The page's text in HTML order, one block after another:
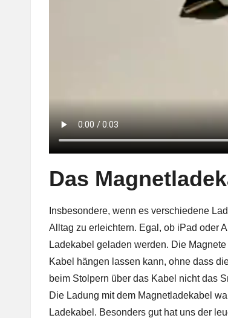
Das
Insbesondere, wenn es verschiedene
Alltag zu erleichtern. Egal, ob iPad oder
Ladekabel geladen werden. Die
Kabel hängen lassen kann, ohne dass
beim Stolpern über das Kabel nicht das
Die Ladung mit dem Magnetladekabel
Ladekabel. Besonders gut hat uns der